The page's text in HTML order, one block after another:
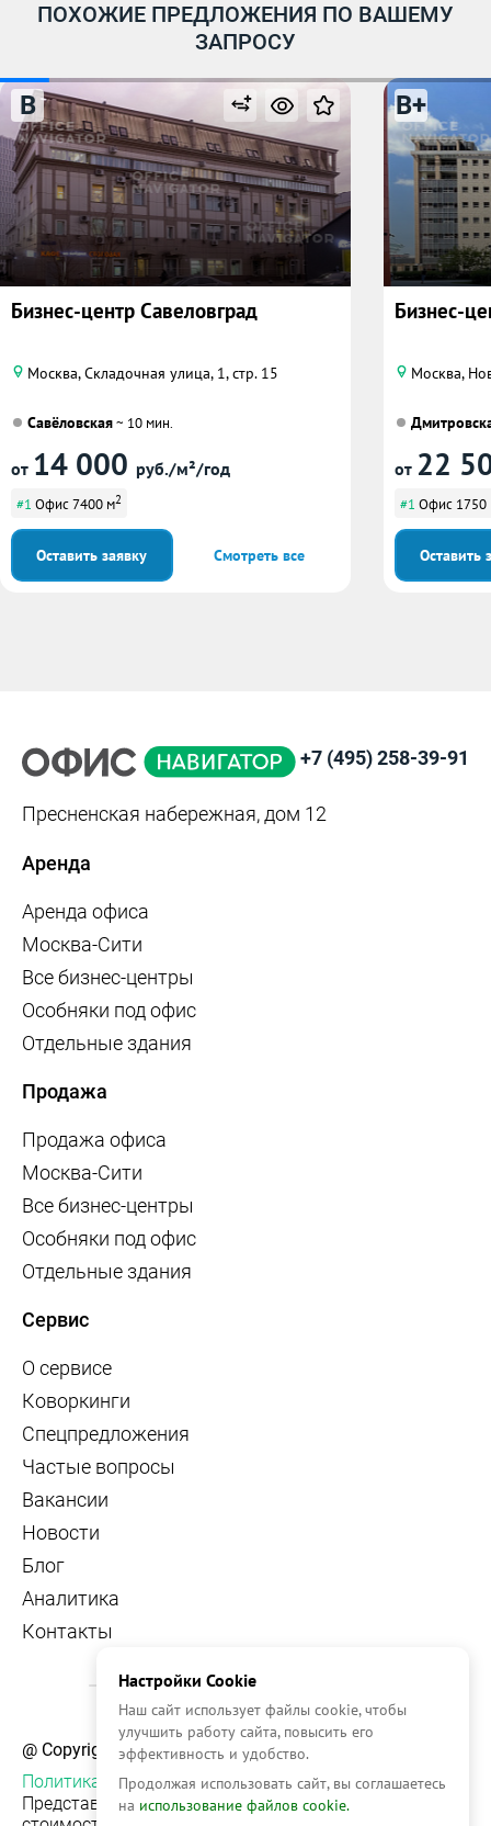
ПОХОЖИЕ ПРЕДЛОЖЕНИЯ ПО ВАШЕМУ
ЗАПРОСУ
B
Бизнес-центр Савеловград
Москва, Складочная улица, 1, стр. 15
Савёловская~ 10 мин.
от 14 000 руб./м²/год
#1 Офис 7400 м2
Оставить заявку Смотреть все
B+
Бизнес-
Москва,
от 22
#1 Офис 1750
Оставить
+7 (495) 258-39-91
Пресненская набережная, дом 12
Аренда
Аренда офиса
Москва-Сити
Все бизнес-центры
Особняки под офис
Отдельные здания
Продажа
Продажа офиса
Москва-Сити
Все бизнес-центры
Особняки под офис
Отдельные здания
Сервис
О сервисе
Коворкинги
Спецпредложения
Частые вопросы
Вакансии
Новости
Блог
Аналитика
Контакты
@ Copyright, 2026 OFFICE NAVIGATOR
Политика конфиденциальности
Представленная на сайте информация, в т.ч.
Настройки Cookie
Наш сайт использует файлы cookie, чтобы
улучшить работу сайта, повысить его
эффективность и удобство.
Продолжая использовать сайт, вы соглашаетесь
на использование файлов cookie.